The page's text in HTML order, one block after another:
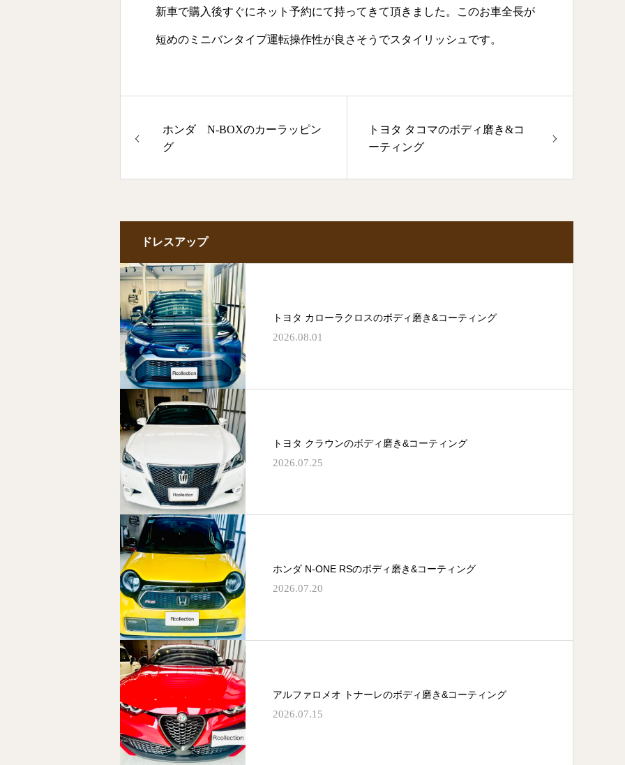
新車で購入後すぐにネット予約にて持ってきて頂きました。このお車全長が
短めのミニバンタイプ運転操作性が良さそうでスタイリッシュです。
ホンダ N-BOXのカーラッピン
グ
トヨタ タコマのボディ磨き&コ
ーティング
ドレスアップ
トヨタ カローラクロスのボディ磨き&コーティング
2026.08.01
トヨタ クラウンのボディ磨き&コーティング
2026.07.25
ホンダ N-ONE RSのボディ磨き&コーティング
2026.07.20
アルファロメオ トナーレのボディ磨き&コーティング
2026.07.15